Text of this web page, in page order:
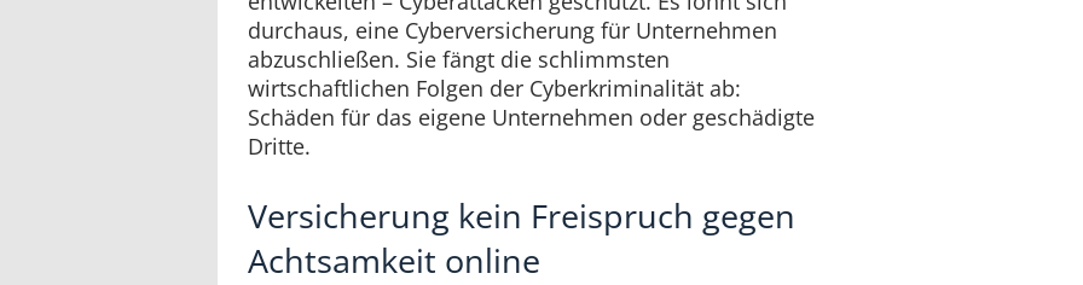
durchaus, eine Cyberversicherung für Unternehmen
abzuschließen. Sie fängt die schlimmsten
wirtschaftlichen Folgen der Cyberkriminalität ab:
Schäden für das eigene Unternehmen oder geschädigte
Dritte.
Versicherung kein Freispruch gegen
Achtsamkeit online